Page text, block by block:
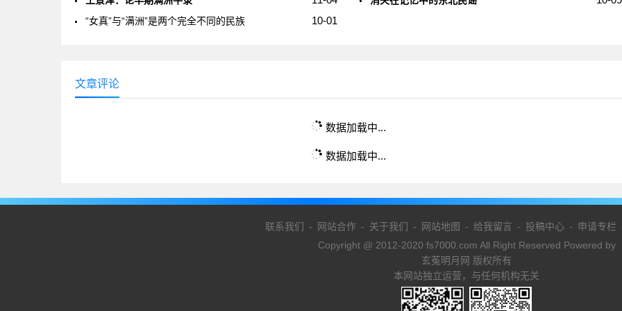
10-01
“女真”与“满洲”是两个完全不同的民族
文章评论
数据加载中...
数据加载中...
联系我们 - 网站合作- 关于我们 - 网站地图 - 给我留言 - 投稿中心- 申请专栏
Copyright @ 2012-2020 fs7000.com All Right Reserved Powered by
玄菟明月网 版权所有
本网站独立运营，与任何机构无关